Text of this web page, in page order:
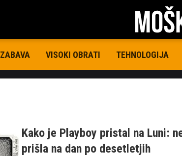
ZABAVA VISOKI OBRATI TEHNOLOGIJA
Kako je Playboy pristal na Luni:
prišla na dan po desetletjih